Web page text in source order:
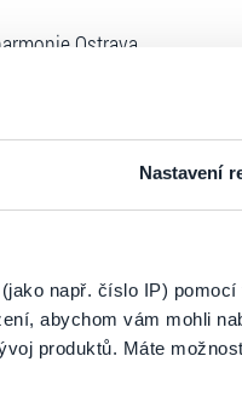
Nastavení
např. číslo IP)
abychom vám mohli
produktů. Máte
Ostrava
– mezzosoprán